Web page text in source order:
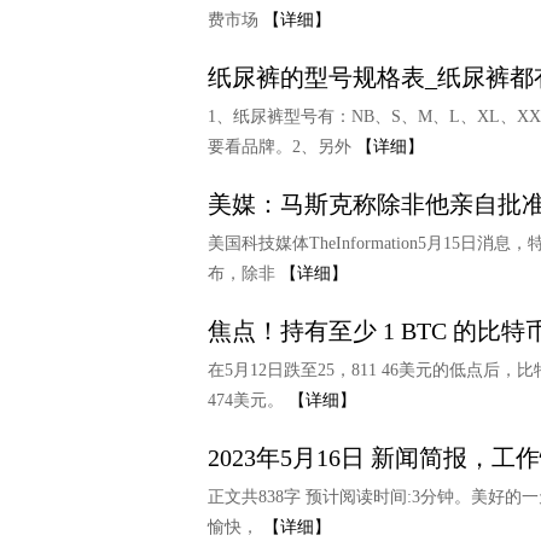
费市场 【详细】
纸尿裤的型号规格表_纸尿裤
1、纸尿裤型号有：NB、S、M、L、XL、
要看品牌。2、另外
【详细】
美媒：马斯克称除非他亲自批
美国科技媒体TheInformation5月15日消息
布，除非
【详细】
焦点！持有至少 1 BTC 的比特
在5月12日跌至25，811 46美元的低点后，
474美元。
【详细】
2023年5月16日 新闻简报，工
正文共838字 预计阅读时间:3分钟。美好的
愉快，
【详细】